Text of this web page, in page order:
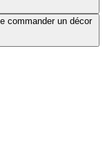
commander un décor